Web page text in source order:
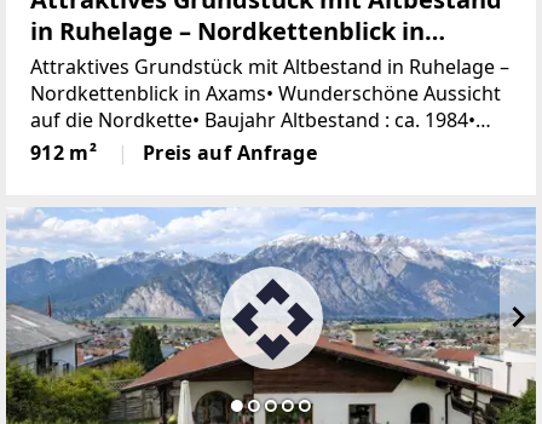
in Ruhelage – Nordkettenblick in
Axams!
Attraktives Grundstück mit Altbestand in Ruhelage –
Nordkettenblick in Axams• Wunderschöne Aussicht
auf die Nordkette• Baujahr Altbestand : ca. 1984•
Grundstücksgröße 912m²• Wohnfläche: ca. 183,6
m²• 5 Zimmer (4 Schlafzimmer)•
912 m² Preis auf Anfrage